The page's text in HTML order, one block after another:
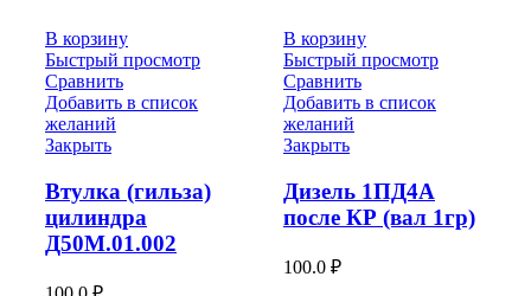
В корзину
Быстрый просмотр
Сравнить
Добавить в список
желаний
Закрыть
Втулка (гильза)
цилиндра
Д50М.01.002
В корзину
Быстрый просмотр
Сравнить
Добавить в список
желаний
Закрыть
Дизель 1ПД4А
после КР (вал 1гр)
100.0 ₽